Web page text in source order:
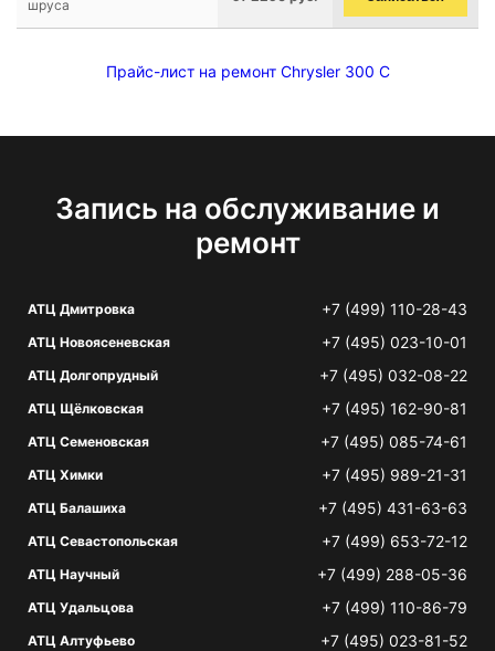
шруса
Прайс-лист на ремонт Chrysler 300 C
Запись на обслуживание и
ремонт
АТЦ Дмитровка +7 (499) 110-28-43
АТЦ Новоясеневская +7 (495) 023-10-01
АТЦ Долгопрудный +7 (495) 032-08-22
АТЦ Щёлковская +7 (495) 162-90-81
АТЦ Семеновская +7 (495) 085-74-61
АТЦ Химки +7 (495) 989-21-31
АТЦ Балашиха +7 (495) 431-63-63
АТЦ Севастопольская +7 (499) 653-72-12
АТЦ Научный +7 (499) 288-05-36
АТЦ Удальцова +7 (499) 110-86-79
АТЦ Алтуфьево +7 (495) 023-81-52